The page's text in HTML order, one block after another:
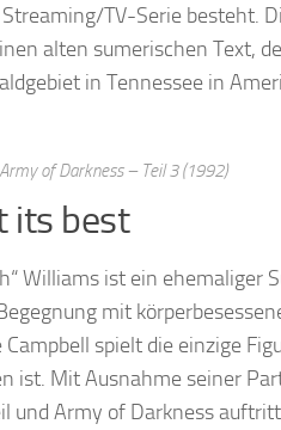
TV-Serie besteht.
alten sumerischen Text,
in Tennessee in
Army of Darkness – Teil 3 (1992)
its best
Williams ist ein ehemaliger
mit
spielt die einzige
ist. Mit Ausnahme seiner
und Army of Darkness